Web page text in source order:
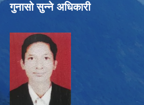
गुनासो सुन्ने अधिकारी